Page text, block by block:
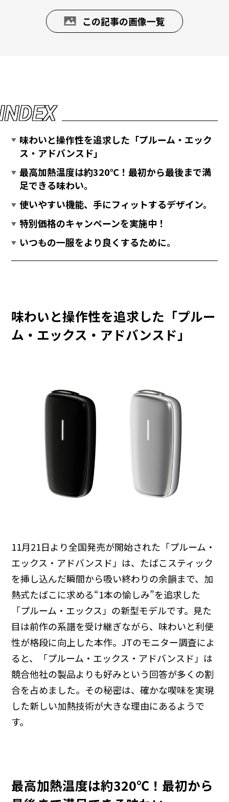
この記事の画像一覧
NDEX
味わいと操作性を追求した「プルーム・エック
ス・アドバンスド」
最高加熱温度は約320℃！最初から最後まで満
足できる味わい。
使いやすい機能、手にフィットするデザイン。
特別価格のキャンペーンを実施中！
いつもの一服をより良くするために。
味わいと操作性を追求した「プルー
ム・エックス・アドバンスド」
11月21日より全国発売が開始された「プルーム・
エックス・アドバンスド」は、たばこスティック
を挿し込んだ瞬間から吸い終わりの余韻まで、加
熱式たばこに求める“1本の愉しみ”を追求した
「プルーム・エックス」の新型モデルです。見た
目は前作の系譜を受け継ぎながら、味わいと利便
性が格段に向上した本作。JTのモニター調査によ
ると、「プルーム・エックス・アドバンスド」は
競合他社の製品よりも好みという回答が多くの割
合を占めました。その秘密は、確かな喫味を実現
した新しい加熱技術が大きな理由にあるようで
す。
最高加熱温度は約320℃！最初から